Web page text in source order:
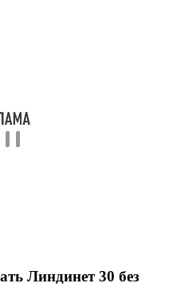
Линдинет 30 без